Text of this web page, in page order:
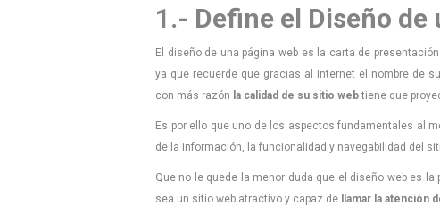
1.- Define el Diseño de
El diseño de una página web es la carta de
ya que recuerde que gracias al Internet el nombre de
con más razón la calidad de su sitio webtiene que
Es por ello que uno de los aspectos fundamentales al
de la información, la funcionalidad y navegabilidad del
Que no le quede la menor duda que el diseño web es
sea un sitio web atractivo y capaz de
llamar la atención